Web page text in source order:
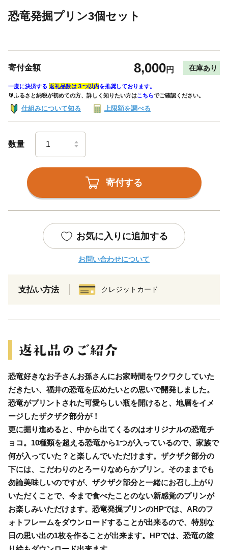
恐竜発掘プリン3個セット
寄付金額 8,000円 在庫あり
一度に決済する 返礼品数は３つ以内を推奨しております。
🔰ふるさと納税が初めての方、詳しく知りたい方はこちらでご確認ください。
仕組みについて知る 上限額を調べる
数量
寄付する
お気に入りに追加する
お問い合わせについて
支払い方法 クレジットカード
恐竜好きなお子さんお孫さんにお家時間をワクワクしていた
だきたい、福井の恐竜を広めたいとの思いで開発しました。
恐竜がプリントされた可愛らしい瓶を開けると、地層をイメ
ージしたザクザク部分が！
更に掘り進めると、中から出てくるのはオリジナルの恐竜チ
ョコ。10種類を超える恐竜から1つが入っているので、家族で
何が入っていた？と楽しんでいただけます。ザクザク部分の
下には、こだわりのとろーりなめらかプリン。そのままでも
勿論美味しいのですが、ザクザク部分と一緒にお召し上がり
いただくことで、今まで食べたことのない新感覚のプリンが
お楽しみいただけます。恐竜発掘プリンのHPでは、ARのフ
ォトフレームをダウンロードすることが出来るので、特別な
日の思い出の1枚を作ることが出来ます。HPでは、恐竜の塗